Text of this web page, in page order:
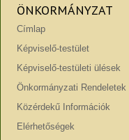
ÖNKORMÁNYZAT
Címlap
Képviselő-testület
Képviselő-testületi ülések
Önkormányzati Rendeletek
Közérdekű Információk
Elérhetőségek